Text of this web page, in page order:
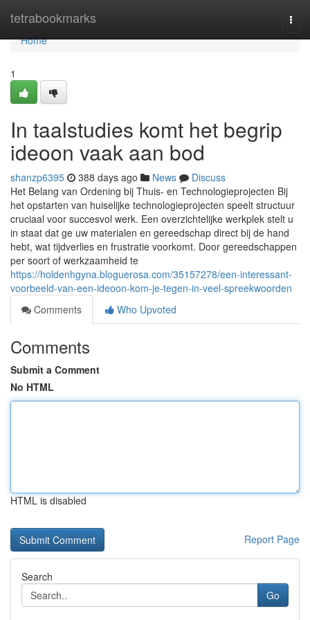
tetrabookmarks
Home
Home
1
In taalstudies komt het begrip
ideoon vaak aan bod
shanzp6395 388 days ago News
Discuss
Het Belang van Ordening bij Thuis- en Technologieprojecten Bij
het opstarten van huiselijke technologieprojecten speelt structuur
cruciaal voor succesvol werk. Een overzichtelijke werkplek stelt u
in staat dat ge uw materialen en gereedschap direct bij de hand
hebt, wat tijdverlies en frustratie voorkomt. Door gereedschappen
per soort of werkzaamheid te
https://holdenhgyna.bloguerosa.com/35157278/een-interessant-
voorbeeld-van-een-ideoon-kom-je-tegen-in-veel-spreekwoorden
Comments
Who Upvoted
Comments
Submit a Comment
No HTML
HTML is disabled
Report Page
Search
Go